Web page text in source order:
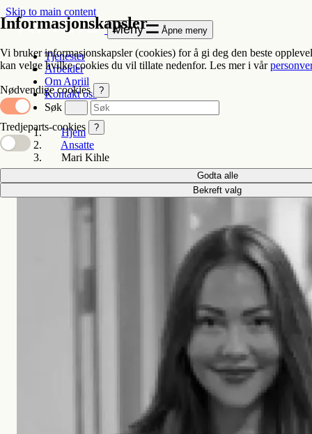
Skip to main content
Meny Åpne meny
Tjenester
Arbeider
Om Apriil
Kontakt oss
Søk
Hjem
Ansatte
Mari Kihle
Informasjonskapsler
Vi bruker informasjonskapsler (cookies) for å gi deg den beste
kan velge hvilke cookies du vil tillate nedenfor. Les mer i vår
Nødvendige cookies ?
Tredjeparts-cookies ?
Godta alle
Bekreft valg